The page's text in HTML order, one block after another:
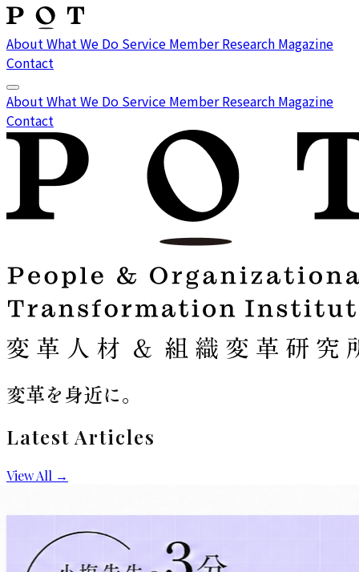
AboutWhat We Do Service MemberResearch Magazine
Contact
AboutWhat We Do Service MemberResearch Magazine
Contact
変革を身近に。
Latest Articles
View All →